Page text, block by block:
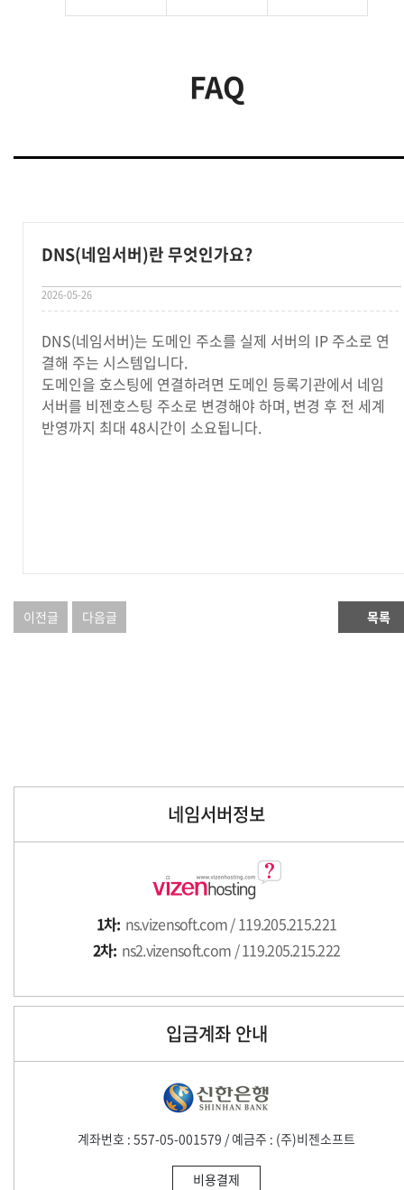
FAQ
DNS(네임서버)란 무엇인가요?
2026-05-26
DNS(네임서버)는 도메인 주소를 실제 서버의 IP 주소로 연
결해 주는 시스템입니다.
도메인을 호스팅에 연결하려면 도메인 등록기관에서 네임
서버를 비젠호스팅 주소로 변경해야 하며, 변경 후 전 세계
반영까지 최대 48시간이 소요됩니다.
이전글 다음글 목록
네임서버정보
1차: ns.vizensoft.com / 119.205.215.221
2차: ns2.vizensoft.com / 119.205.215.222
입금계좌 안내
계좌번호 : 557-05-001579 / 예금주 : (주)비젠소프트
비용결제